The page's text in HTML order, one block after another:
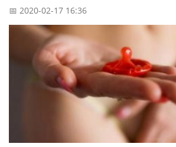
📅 2020-02-17 16:36